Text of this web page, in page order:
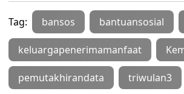
Tag: bansos bantuansosial
keluargapenerimamanfaat
pemutakhirandata triwulan3